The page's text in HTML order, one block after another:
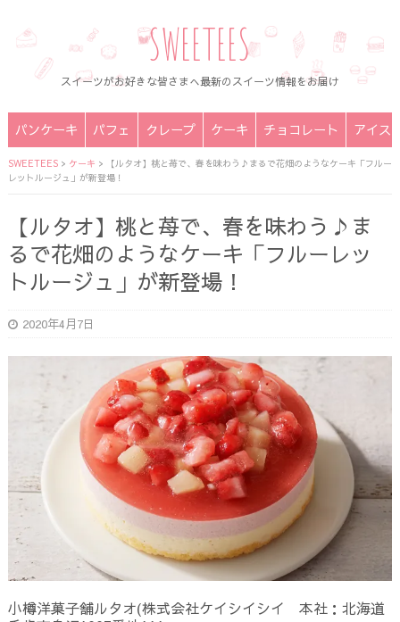
SWEETEES
スイーツがお好きな皆さまへ最新のスイーツ情報をお届け
パンケーキ パフェ クレープ ケーキ チョコレート アイス
SWEETEES> ケーキ >
【ルタオ】桃と苺で、春を味わう♪まるで花畑のようなケーキ「フルー
レットルージュ」が新登場！
【ルタオ】桃と苺で、春を味わう♪ま
るで花畑のようなケーキ「フルーレッ
トルージュ」が新登場！
2020年4月7日
小樽洋菓子舗ルタオ(株式会社ケイシイシイ 本社：北海道